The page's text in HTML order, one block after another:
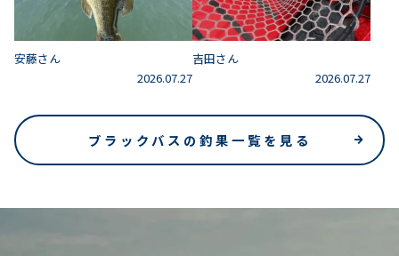
安藤さん
2026.07.27
吉田さん
2026.07.27
ブラックバスの釣果一覧を見る